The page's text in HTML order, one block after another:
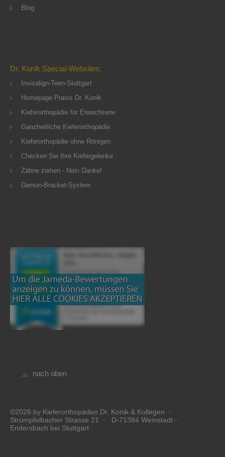
Blog
Dr. Konik Special-Websites:
Invisalign-Teen-Stuttgart
Homepage Praxis Dr. Konik
Kieferorthopädie für Erwachsene
Ganzheitliche Kieferorthopädie
Kieferorthopädie ohne Röntgen
Checken Sie Ihre Kiefergelenke
Zähne ziehen - Nein Danke!
Damon-Bracket-System
nach oben
©2026 by Kieferorthopäden Dr. Konik & Kollegen ·
Strümpfelbacher Strasse 21 · D-71384 Weinstadt -
Endersbach bei Stuttgart